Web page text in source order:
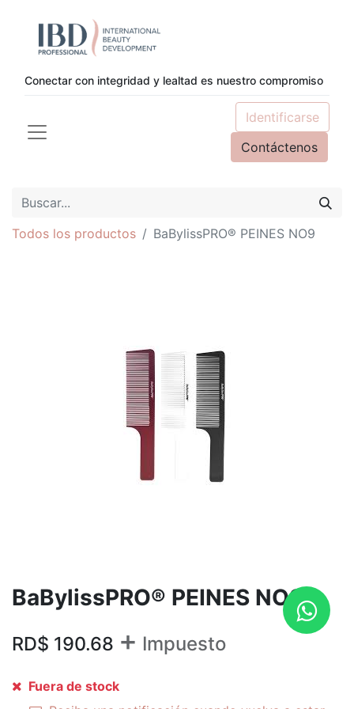
Conectar con integridad y lealtad es nuestro compromiso
Identificarse
Contáctenos
Todos los productos BaBylissPRO® PEINES NO9
BaBylissPRO® PEINES NO9
RD$ 190.68 + Impuesto
Fuera de stock